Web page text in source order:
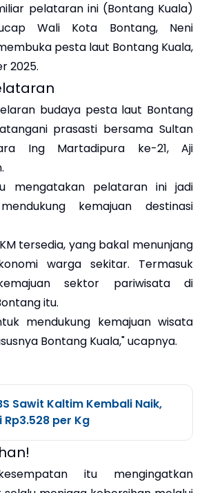
pelataran ini (Bontang Kuala)
Wali Kota Bontang, Neni
pesta laut Bontang Kuala,
2025.
budaya pesta laut Bontang
prasasti bersama Sultan
Ing Martadipura ke-21, Aji
mengatakan pelataran ini jadi
kemajuan destinasi
tersedia, yang bakal menunjang
warga sekitar. Termasuk
sektor pariwisata di
itu.
mendukung kemajuan wisata
Bontang Kuala," ucapnya.
Sawit Kaltim Kembali Naik,
per Kg
itu mengingatkan